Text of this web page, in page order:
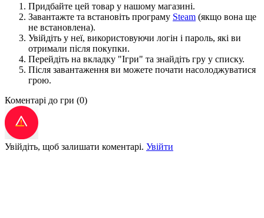
Придбайте цей товар у нашому магазині.
Завантажте та встановіть програму Steam (якщо вона ще
не встановлена).
Увійдіть у неї, використовуючи логін і пароль, які ви
отримали після покупки.
Перейдіть на вкладку "Ігри" та знайдіть гру у списку.
Після завантаження ви можете почати насолоджуватися
грою.
Коментарі до гри (0)
Увійдіть, щоб залишати коментарі. Увійти